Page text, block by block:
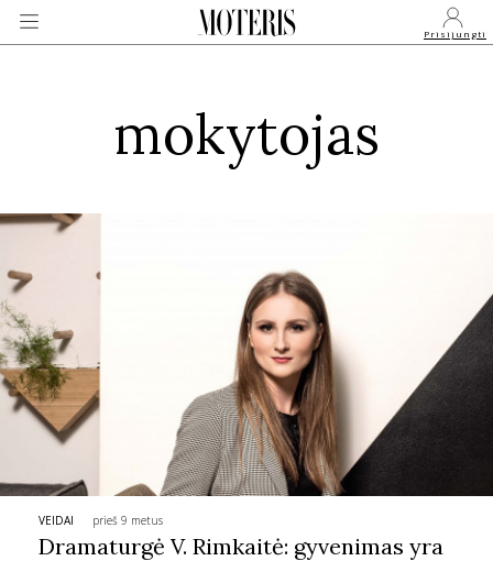
Prisijungti
MONARCHIJA
MADA
GROŽIS
SVEIKATA
PSICHOLOGIJA
mokytojas
VEIDAI prieš 9 metus
Dramaturgė V. Rimkaitė: gyvenimas yra